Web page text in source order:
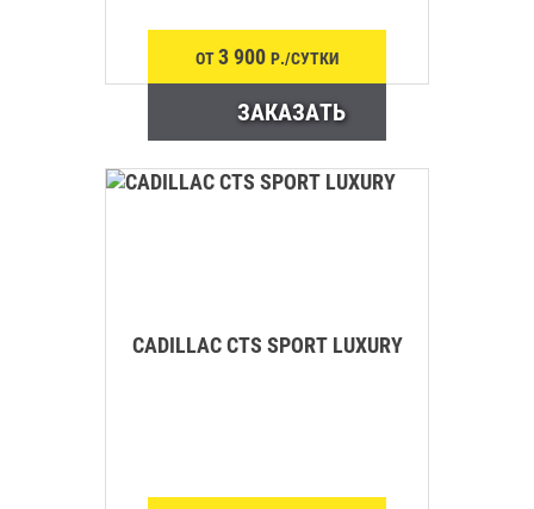
ОТ3 900 Р./СУТКИ
ЗАКАЗАТЬ
CADILLAC CTS SPORT LUXURY